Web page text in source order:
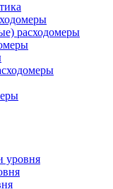
расходомеры
уровня